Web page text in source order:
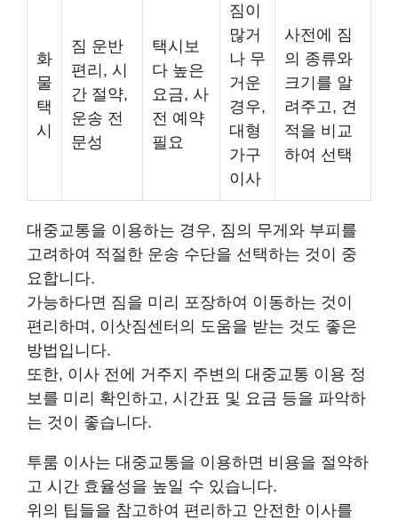
화
물
택
시
짐 운반
편리, 시
간 절약,
운송 전
문성
택시보
다 높은
요금, 사
전 예약
필요
짐이
많거
나 무
거운
경우,
대형
가구
이사
사전에 짐
의 종류와
크기를 알
려주고, 견
적을 비교
하여 선택
대중교통을 이용하는 경우, 짐의 무게와 부피를
고려하여 적절한 운송 수단을 선택하는 것이 중
요합니다.
가능하다면 짐을 미리 포장하여 이동하는 것이
편리하며, 이삿짐센터의 도움을 받는 것도 좋은
방법입니다.
또한, 이사 전에 거주지 주변의 대중교통 이용 정
보를 미리 확인하고, 시간표 및 요금 등을 파악하
는 것이 좋습니다.
투룸 이사는 대중교통을 이용하면 비용을 절약하
고 시간 효율성을 높일 수 있습니다.
위의 팁들을 참고하여 편리하고 안전한 이사를